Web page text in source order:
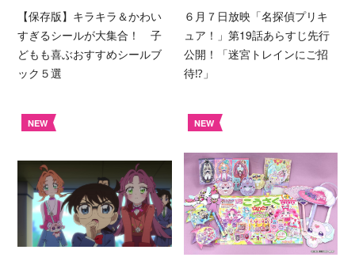
【保存版】キラキラ＆かわい
すぎるシールが大集合！ 子
どもも喜ぶおすすめシールブ
ック５選
６月７日放映「名探偵プリキ
ュア！」第19話あらすじ先行
公開！「迷宮トレインにご招
待⁉︎」
NEW NEW